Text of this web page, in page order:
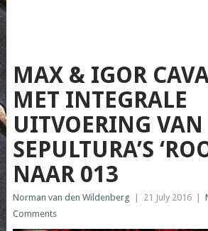
MAX & IGOR
MET INTEGRALE
UITVOERING VAN
SEPULTURA’S
NAAR 013
Norman van den Wildenberg 21 July 2016
Comments